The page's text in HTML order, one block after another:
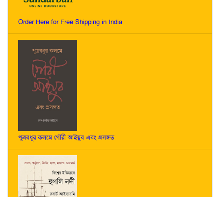
Order Here for Free Shipping in India
পুত্রবধূর কলমে গৌরী আইয়ুব এবং প্রসঙ্গত